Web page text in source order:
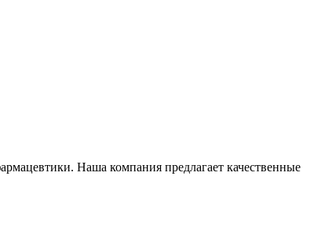
Наша компания предлагает качественные